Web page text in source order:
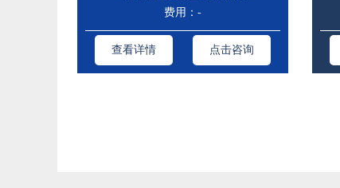
费用：-
查看详情 点击咨询